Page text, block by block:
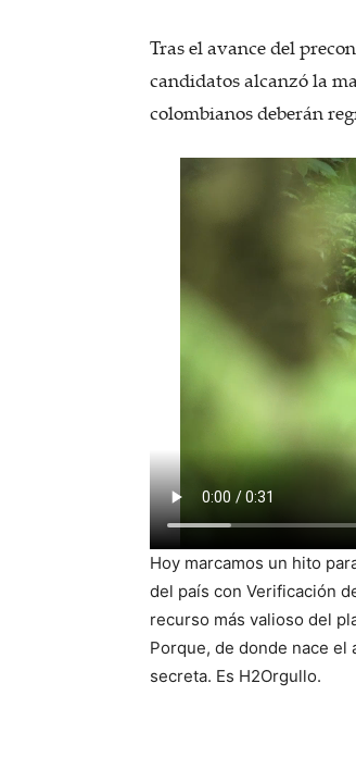
Tras el avance del
candidatos alcanzó la
colombianos deberán
Hoy marcamos un hito
del país con Verificación
recurso más valioso del
Porque, de donde nace el
secreta. Es H2Orgullo.